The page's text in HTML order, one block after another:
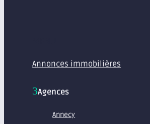
Annonces immobilières
Agences
Annecy